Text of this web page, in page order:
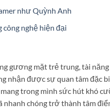
như Quỳnh Anh
nghệ hiện đại
gương mặt trẻ trung, tài
nhận được sự quan tâm đặc
trong mình sức hút khó
nhanh chóng trở thành tâm